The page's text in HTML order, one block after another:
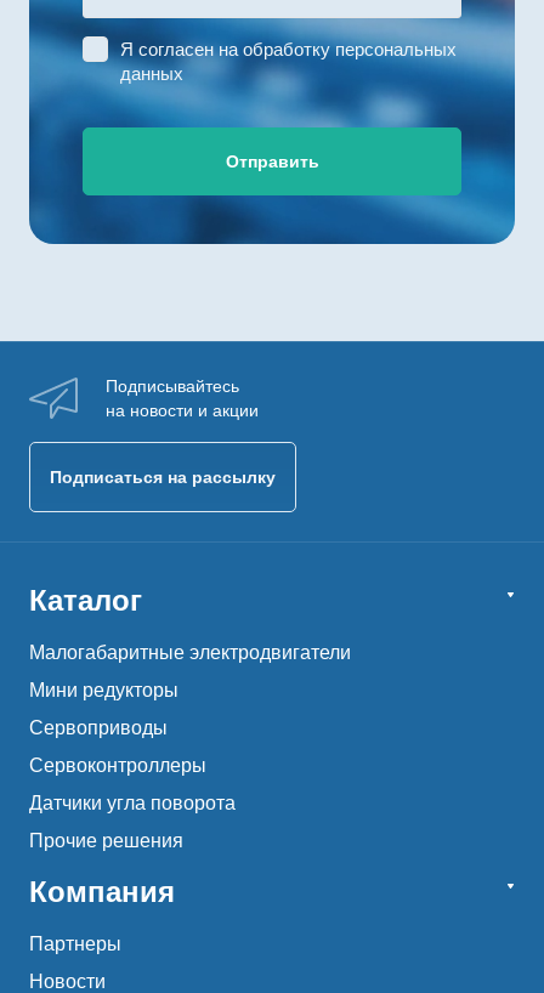
Я согласен на обработку персональных
данных
Отправить
Подписывайтесь
на новости и акции
Подписаться на рассылку
Каталог
Малогабаритные электродвигатели
Мини редукторы
Сервоприводы
Сервоконтроллеры
Датчики угла поворота
Прочие решения
Компания
Партнеры
Новости